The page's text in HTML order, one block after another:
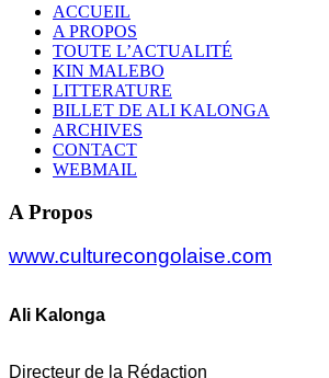
ACCUEIL
A PROPOS
TOUTE L’ACTUALITÉ
KIN MALEBO
LITTERATURE
BILLET DE ALI KALONGA
ARCHIVES
CONTACT
WEBMAIL
A Propos
www.culturecongolaise.com
Ali Kalonga
Directeur de la Rédaction